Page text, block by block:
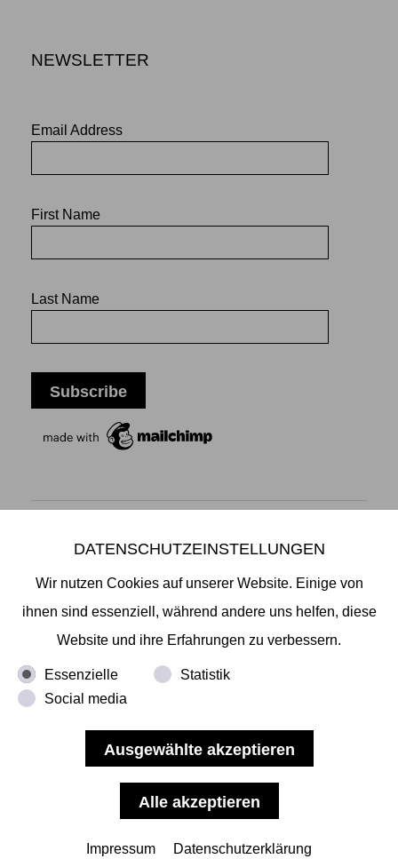
NEWSLETTER
Email Address
First Name
Last Name
Mikiko Sato Gallery ı Klosterwall 13 ı 20095 Hamburg
Di - Fr 13.00 - 19.00 ı Sa 13.00 - 18.00 u.n.V
vorbehalten.
Nutzungsbedingungen
DATENSCHUTZEINSTELLUNGEN
Wir nutzen Cookies auf unserer Website. Einige von
ihnen sind essenziell, während andere uns helfen, diese
Website und ihre Erfahrungen zu verbessern.
Essenzielle
Statistik
Social media
Impressum Datenschutzerklärung